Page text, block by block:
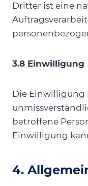
Dritter ist eine
3.8 Einwilligung
Die Einwilligung
betroffene
Einwilligung
4.